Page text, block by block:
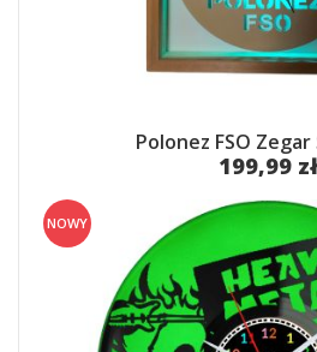
Polonez FSO Zegar
199,99
NOWY